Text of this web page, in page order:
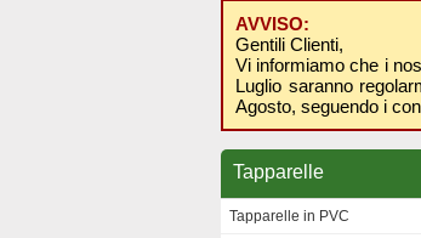
AVVISO:
Gentili Clienti,
Vi informiamo che i
Luglio saranno
Agosto, seguendo i
Tapparelle
Tapparelle in PVC